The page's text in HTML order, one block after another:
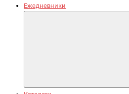
Ежедневники